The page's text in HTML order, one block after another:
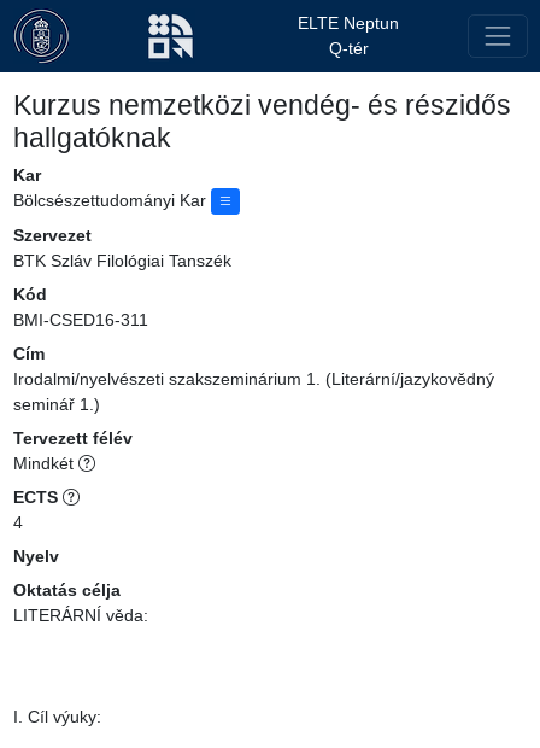
ELTE Neptun
Q-tér
Kurzus nemzetközi vendég- és részidős
hallgatóknak
Kar
Bölcsészettudományi Kar
Szervezet
BTK Szláv Filológiai Tanszék
Kód
BMI-CSED16-311
Cím
Irodalmi/nyelvészeti szakszeminárium 1. (Literární/jazykovědný
seminář 1.)
Tervezett félév
Mindkét
ECTS
4
Nyelv
Oktatás célja
LITERÁRNÍ věda:
I. Cíl výuky: